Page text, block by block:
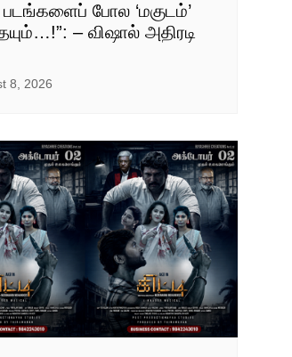
படங்களைப் போல ‘மகுடம்’
– விஷால் அதிரடி
8, 2026